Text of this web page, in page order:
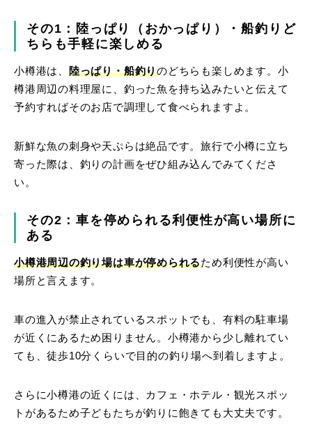
その1：陸っぱり（おかっぱり）・船釣りど
ちらも手軽に楽しめる
小樽港は、 陸っぱり・船釣りのどちらも楽しめます。小
樽港周辺の料理屋に、釣った魚を持ち込みたいと伝えて
予約すればそのお店で調理して食べられますよ。
新鮮な魚の刺身や天ぷらは絶品です。旅行で小樽に立ち
寄った際は、釣りの計画をぜひ組み込んでみてくださ
い。
その2：車を停められる利便性が高い場所に
ある
小樽港周辺の釣り場は車が停められるため利便性が高い
場所と言えます。
車の進入が禁止されているスポットでも、有料の駐車場
が近くにあるため困りません。小樽港から少し離れてい
ても、徒歩10分くらいで目的の釣り場へ到着しますよ。
さらに小樽港の近くには、カフェ・ホテル・観光スポッ
トがあるため子どもたちが釣りに飽きても大丈夫です。